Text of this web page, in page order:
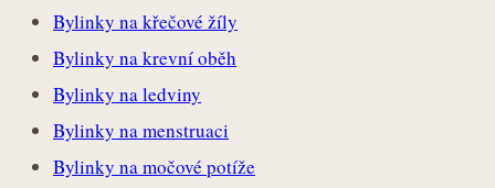
Bylinky na křečové žíly
Bylinky na krevní oběh
Bylinky na ledviny
Bylinky na menstruaci
Bylinky na močové potíže